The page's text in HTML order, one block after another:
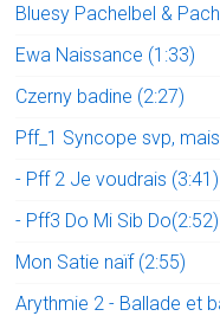
Bluesy Pachelbel &
Ewa Naissance (1:33)
Czerny badine (2:27)
Pff_1 Syncope svp,
- Pff 2 Je voudrais (3:41)
- Pff3 Do Mi Sib Do(2:52)
Mon Satie naïf (2:55)
Arythmie 2 - Ballade et